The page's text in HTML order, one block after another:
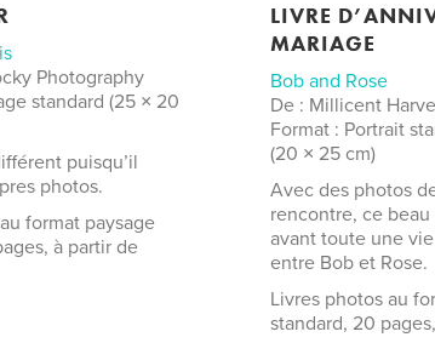
Photography
standard (25 × 20
puisqu’il
photos.
format paysage
à partir de
LIVRE
MARIAGE
Bob and Rose
De : Millicent
Format : Portrait
(20 × 25 cm)
Avec des photos
rencontre, ce
avant toute une
entre Bob et Rose.
Livres photos au
standard, 20